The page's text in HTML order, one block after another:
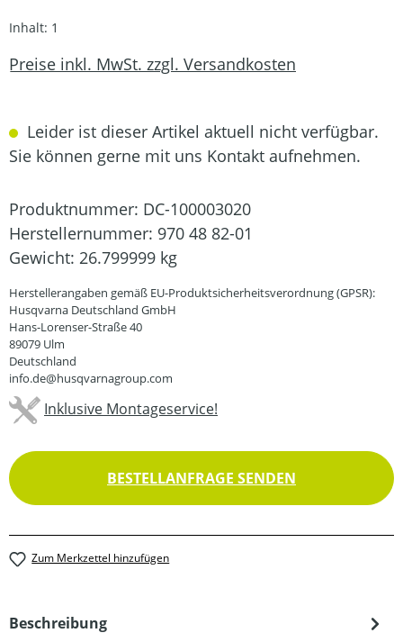
Inhalt: 1
Preise inkl. MwSt. zzgl. Versandkosten
Leider ist dieser Artikel aktuell nicht verfügbar.
Sie können gerne mit uns Kontakt aufnehmen.
Produktnummer: DC-100003020
Herstellernummer: 970 48 82-01
Gewicht: 26.799999 kg
Herstellerangaben gemäß EU-Produktsicherheitsverordnung (GPSR):
Husqvarna Deutschland GmbH
Hans-Lorenser-Straße 40
89079 Ulm
Deutschland
info.de@husqvarnagroup.com
Inklusive Montageservice!
BESTELLANFRAGE SENDEN
Zum Merkzettel hinzufügen
Beschreibung